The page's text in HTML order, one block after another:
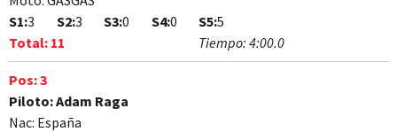
S1:3 S2:3 S3:0 S4:0 S5:5
Total: 11 Tiempo: 4:00.0
Pos:3
Piloto:Adam Raga
Nac: España